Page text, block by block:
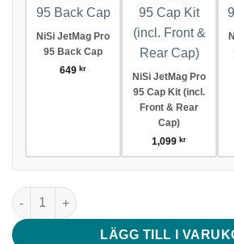
NiSi JetMag Pro
95 Back Cap
649 kr
NiSi JetMag Pro
95 Cap Kit (incl.
Front & Rear
Cap)
1,099 kr
NiSi JetMag Pro Cap Kit (incl. Front &
LÄGG TILL I